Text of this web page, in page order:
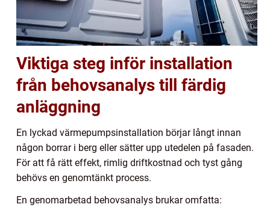
Viktiga steg inför installation
från behovsanalys till färdig
anläggning
En lyckad värmepumpsinstallation börjar långt innan
någon borrar i berg eller sätter upp utedelen på fasaden.
För att få rätt effekt, rimlig driftkostnad och tyst gång
behövs en genomtänkt process.
En genomarbetad behovsanalys brukar omfatta: